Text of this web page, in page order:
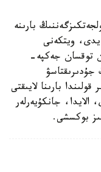
بارىنە
ويتكەنى
توقسان جەكپە-
بارىنا لايىقتى
جانكۇيەرلەر
بوكسشى.